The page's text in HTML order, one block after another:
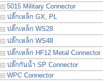
5015 Military Connector
ปลั๊กเหล็ก GX, PL
ปลั๊กเหล็ก WS28
ปลั๊กเหล็ก WS48
ปลั๊กเหล็ก HF12 Metal Connector
ปลั๊กกันน้ำ SP Connector
WPC Connector